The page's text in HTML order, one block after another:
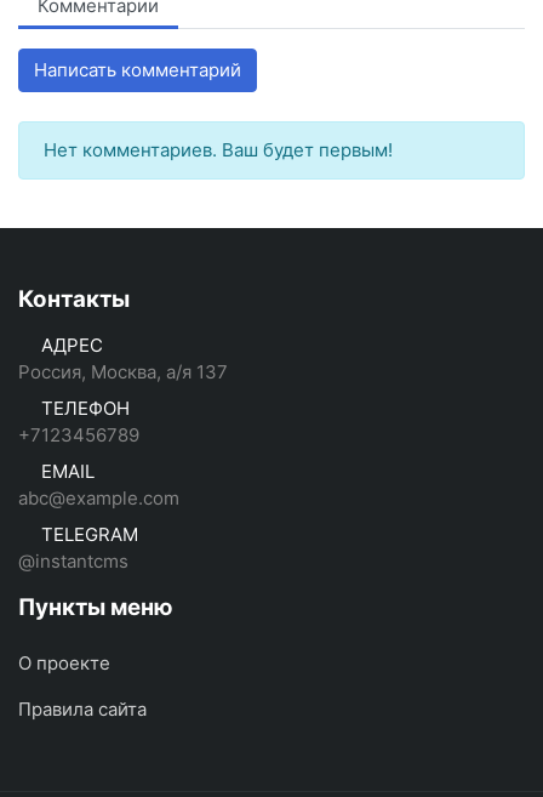
Комментарии
Написать комментарий
Нет комментариев. Ваш будет первым!
Контакты
АДРЕС
Россия, Москва, а/я 137
ТЕЛЕФОН
+7123456789
EMAIL
abc@example.com
TELEGRAM
@instantcms
Пункты меню
О проекте
Правила сайта